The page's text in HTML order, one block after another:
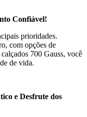
Confiável!
prioridades.
com opções de
700 Gauss, você
de vida.
e Desfrute dos